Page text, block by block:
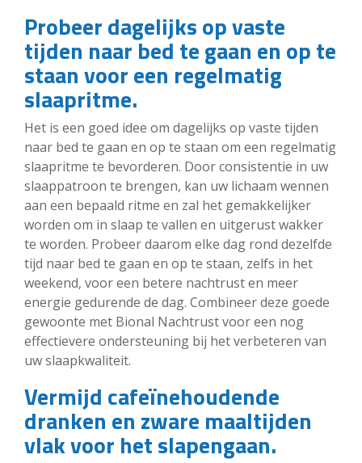
Probeer dagelijks op vaste
tijden naar bed te gaan en op te
staan voor een regelmatig
slaapritme.
Het is een goed idee om dagelijks op vaste tijden
naar bed te gaan en op te staan om een regelmatig
slaapritme te bevorderen. Door consistentie in uw
slaappatroon te brengen, kan uw lichaam wennen
aan een bepaald ritme en zal het gemakkelijker
worden om in slaap te vallen en uitgerust wakker
te worden. Probeer daarom elke dag rond dezelfde
tijd naar bed te gaan en op te staan, zelfs in het
weekend, voor een betere nachtrust en meer
energie gedurende de dag. Combineer deze goede
gewoonte met Bional Nachtrust voor een nog
effectievere ondersteuning bij het verbeteren van
uw slaapkwaliteit.
Vermijd cafeïnehoudende
dranken en zware maaltijden
vlak voor het slapengaan.